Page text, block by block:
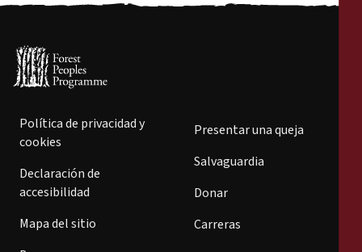
Política de privacidad y
cookies
Declaración de
accesibilidad
Mapa del sitio
Presentar una queja
Salvaguardia
Donar
Carreras